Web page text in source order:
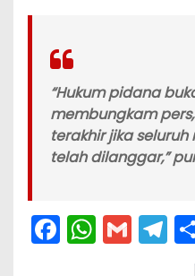
“Hukum pidana
membungkam
terakhir jika
telah dilanggar,”
F W G T